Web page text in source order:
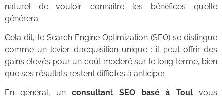
naturel de vouloir connaître les bénéfices qu’elle
générera.
Cela dit, le Search Engine Optimization (SEO) se distingue
comme un levier d’acquisition unique : il peut offrir des
gains élevés pour un coût modéré sur le long terme, bien
que ses résultats restent difficiles à anticiper.
En général, unconsultant SEO basé à Toulvous